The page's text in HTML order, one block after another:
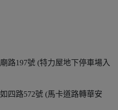
路197號 (特力屋地下停車場入
四路572號 (馬卡道路轉華安